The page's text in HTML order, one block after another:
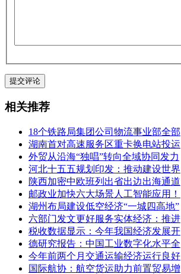
相关推荐
18个铁路局集团公司物流事业部全部
湖南首对高速服务区重卡换电站投运
外贸从沿海“独唱”转向全域协同发力
河北十五五规划印发：推动建设世界
陕西加密中欧班列出省出边出海通道
邮政业加快六大场景人工智能应用！
湖州布局建设低空经济“一城四高地”
六部门发文更好服务实体经济：推进
税收数据显示：今年我国经济发展开
德研究报告：中国工业数字化水平全
今年前两个月交通运输经济运行良好
国际航协：航空货运助力前置贸易增